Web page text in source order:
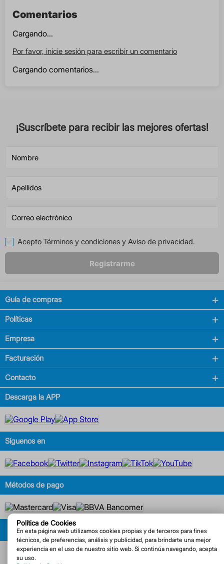
Política de Cookies
En esta página web utilizamos cookies propias y de terceros para fines
técnicos, de preferencias, análisis y publicidad, para brindarte una mejor
experiencia en el uso de nuestro sitio web. Si continúa navegando, acepta
su uso.
Comentarios
Cargando...
Por favor, inicie sesión para escribir un comentario
Cargando comentarios...
¡Suscríbete para recibir las mejores ofertas!
Acepto Términos y condiciones y Aviso de privacidad.
Registrarme
Guía de compras
Políticas
Empresa
Facturación
Contacto
Descarga la APP
Síguenos en
Métodos de pago
© COPYRIGHT 2025. FARMACIAS DE SIMILARES S.A. DE C.V. | SIMITEL 800 911
6666